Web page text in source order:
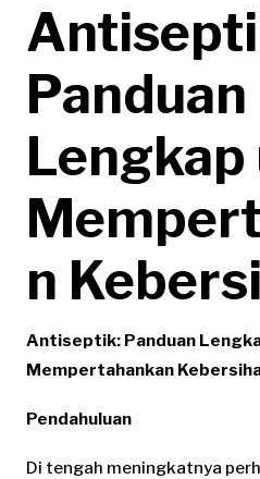
Panduan
n
Antiseptik: Panduan
Mempertahankan
Pendahuluan
Di tengah meningkatnya